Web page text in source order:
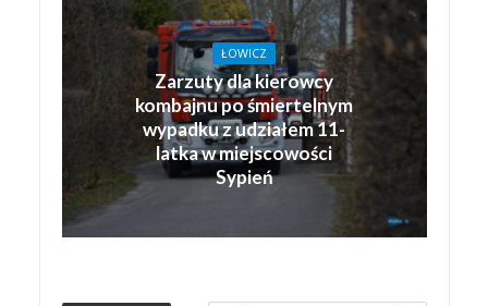
ŁOWICZ
Zarzuty dla kierowcy
kombajnu po śmiertelnym
wypadku z udziałem 11-
latka w miejscowości
Sypień